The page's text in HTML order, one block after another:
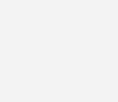
Förderungen
für digitale